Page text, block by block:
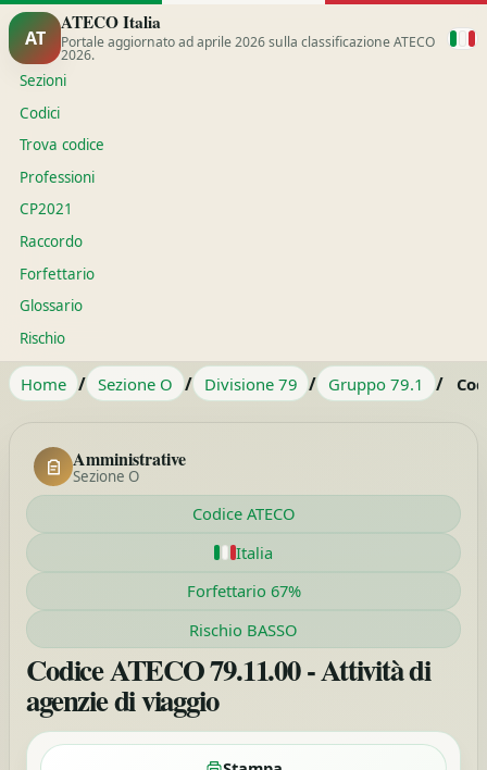
AT
ATECO Italia
Portale aggiornato ad aprile 2026 sulla classificazione ATECO
2026.
Sezioni
Codici
Trova codice
Professioni
CP2021
Raccordo
Forfettario
Glossario
Rischio
Home / Sezione O / Divisione 79 / Gruppo 79.1 /
Amministrative
Sezione O
Codice ATECO
Italia
Forfettario 67%
Rischio BASSO
Codice ATECO 79.11.00 - Attività di
agenzie di viaggio